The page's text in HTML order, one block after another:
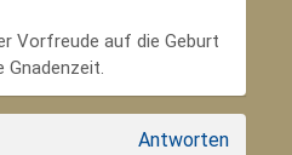
Vorfreude auf die Geburt
Gnadenzeit.
Antworten